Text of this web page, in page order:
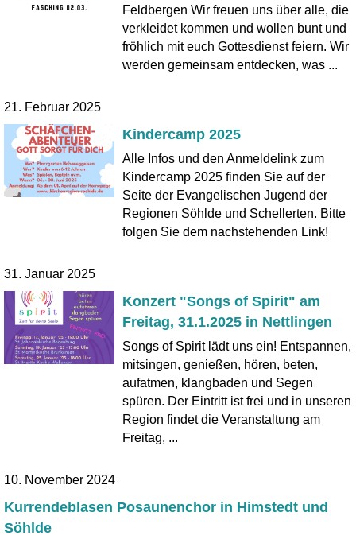
Feldbergen Wir freuen uns über alle, die
verkleidet kommen und wollen bunt und
fröhlich mit euch Gottesdienst feiern. Wir
werden gemeinsam entdecken, was ...
21. Februar 2025
Kindercamp 2025
Alle Infos und den Anmeldelink zum
Kindercamp 2025 finden Sie auf der
Seite der Evangelischen Jugend der
Regionen Söhlde und Schellerten. Bitte
folgen Sie dem nachstehenden Link!
31. Januar 2025
Konzert "Songs of Spirit" am
Freitag, 31.1.2025 in Nettlingen
Songs of Spirit lädt uns ein! Entspannen,
mitsingen, genießen, hören, beten,
aufatmen, klangbaden und Segen
spüren. Der Eintritt ist frei und in unseren
Region findet die Veranstaltung am
Freitag, ...
10. November 2024
Kurrendeblasen Posaunenchor in Himstedt und
Söhlde